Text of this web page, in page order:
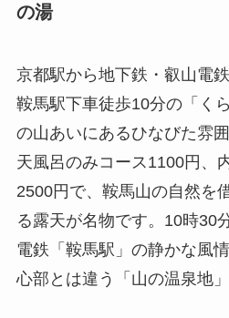
の湯
京都駅から地下鉄・叡山電
鞍馬駅下車徒歩10分の「く
の山あいにあるひなびた雰
天風呂のみコース1100円、
2500円で、鞍馬山の自然を
る露天が名物です。10時30
電鉄「鞍馬駅」の静かな風
心部とは違う「山の温泉地